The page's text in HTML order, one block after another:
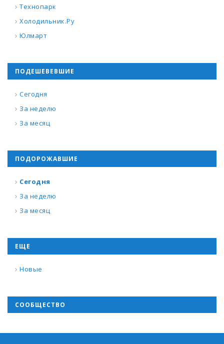
Технопарк
Холодильник.Ру
Юлмарт
ПОДЕШЕВЕВШИЕ
Сегодня
За неделю
За месяц
ПОДОРОЖАВШИЕ
Сегодня
За неделю
За месяц
ЕЩЕ
Новые
СООБЩЕСТВО